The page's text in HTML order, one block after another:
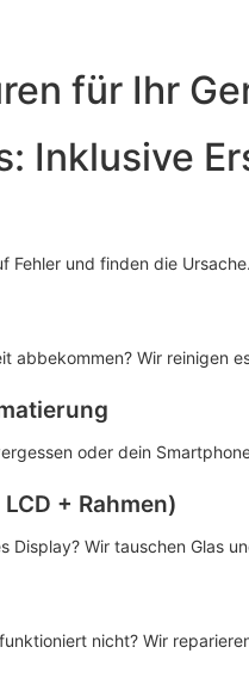
für Ihr
Inklusive
Fehler und finden die
abbekommen? Wir reinigen
oder dein
+ Rahmen)
Display? Wir tauschen Glas
nicht? Wir